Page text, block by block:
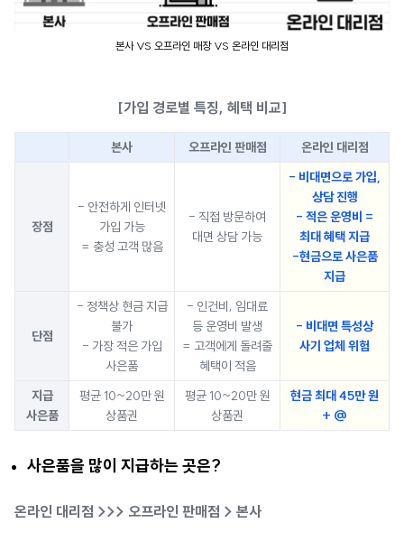
본사 VS 오프라인 매장 VS 온라인 대리점
[가입 경로별 특징, 혜택 비교]
본사 오프라인 판매점 온라인 대리점
장점
- 안전하게 인터넷
가입 가능
= 충성 고객 많음
- 직접 방문하여
대면 상담 가능
- 비대면으로 가입,
상담 진행
- 적은 운영비 =
최대 혜택 지급
-현금으로 사은품
지급
단점
- 정책상 현금 지급
불가
- 가장 적은 가입
사은품
- 인건비, 임대료
등 운영비 발생
= 고객에게 돌려줄
혜택이 적음
- 비대면 특성상
사기 업체 위험
지급
사은품
평균 10~20만 원
상품권
평균 10~20만 원
상품권
현금 최대 45만 원
+ @
사은품을 많이 지급하는 곳은?
온라인 대리점 >>> 오프라인 판매점 > 본사